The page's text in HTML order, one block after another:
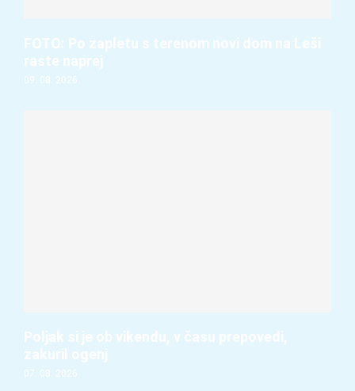
FOTO: Po zapletu s terenom novi dom na Leši
raste naprej
09. 08. 2026
Poljak si je ob vikendu, v času prepovedi,
zakuril ogenj
07. 08. 2026